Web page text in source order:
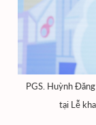
PGS. Huỳnh
tại Lễ